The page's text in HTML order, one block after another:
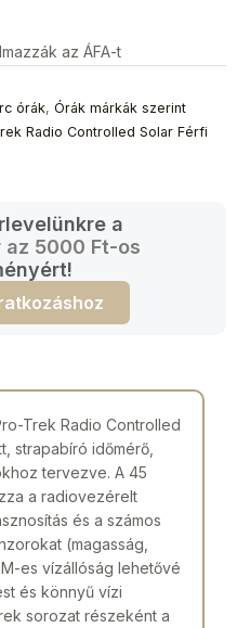
az ÁFA-t
órák, Órák márkák szerint
Radio Controlled Solar Férfi
a
5000 Ft-os
Trek Radio Controlled
strapabíró időmérő,
tervezve. A 45
a radiovezérelt
és a számos
(magasság,
es vízállóság lehetővé
és könnyű vízi
sorozat részeként a